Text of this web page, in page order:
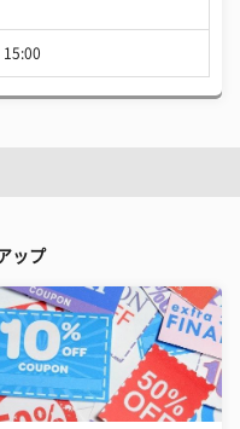
15:00
ップ